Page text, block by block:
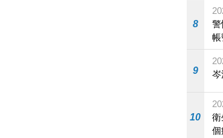
8
警
帳
9
岑
10
衛
個